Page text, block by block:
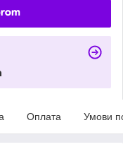
Оплата Умови